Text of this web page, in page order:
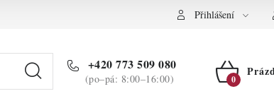
Podmínky ochrany osobních údajů Přihlášení
+420 773 509 080
(po–pá: 8:00–16:00)